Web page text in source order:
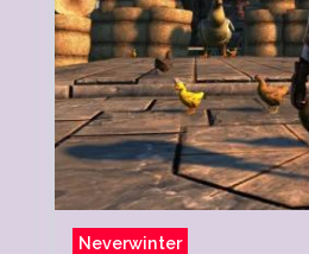
Neverwinter